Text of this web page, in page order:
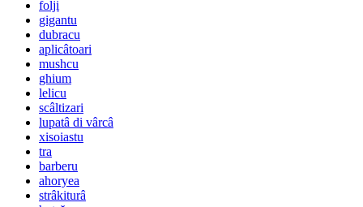
folji
gigantu
dubracu
aplicâtoari
mushcu
ghium
lelicu
scâltizari
lupatâ di vârcâ
xisoiastu
tra
barberu
ahoryea
strâkiturâ